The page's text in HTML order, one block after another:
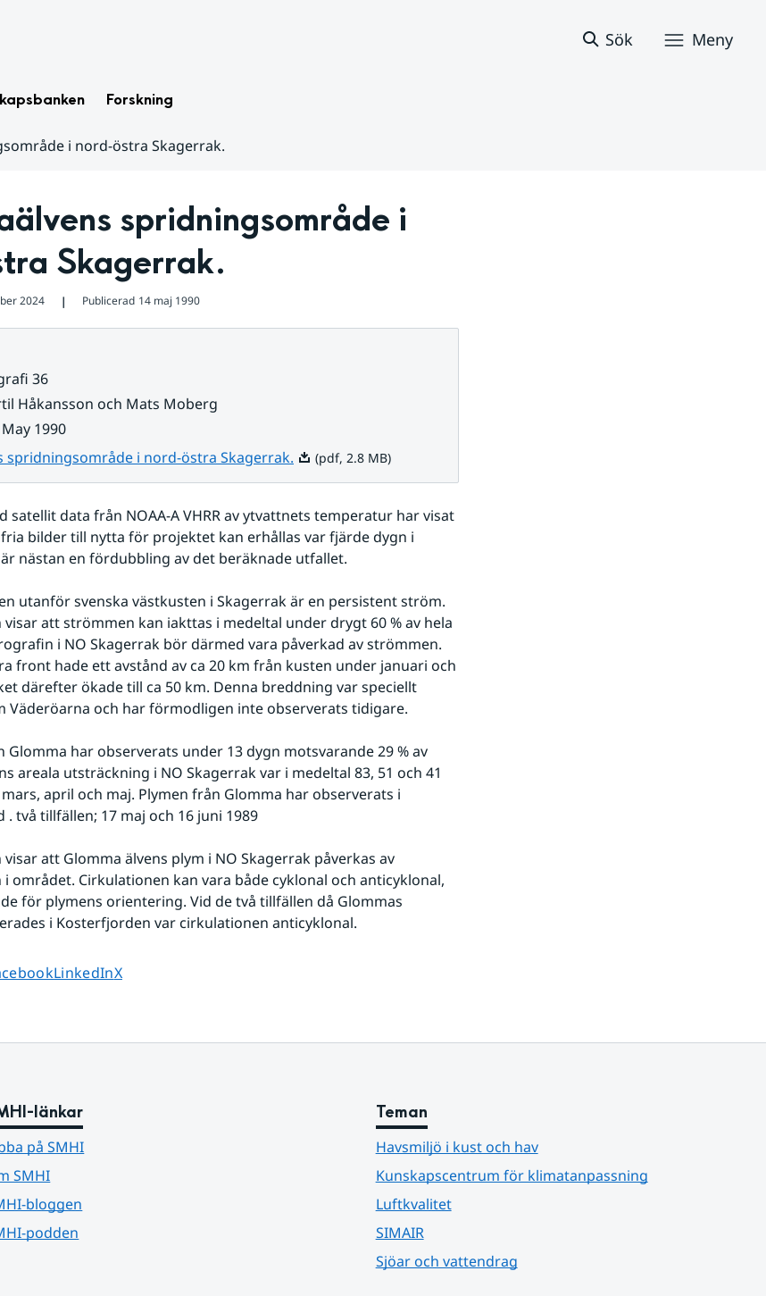
Sök Meny
Forskning
i nord-östra Skagerrak.
spridningsområde i
Skagerrak.
2024 ❘ Publicerad 14 maj 1990
36
Håkansson och Mats Moberg
1990
spridningsområde i nord-östra Skagerrak.Pdf, 2.8 MB.
(pdf, 2.8 MB)
satellit data från NOAA-A VHRR av ytvattnets temperatur har visat
bilder till nytta för projektet kan erhållas var fjärde dygn i
nästan en fördubbling av det beräknade utfallet.
utanför svenska västkusten i Skagerrak är en persistent ström.
att strömmen kan iakttas i medeltal under drygt 60 % av hela
i NO Skagerrak bör därmed vara påverkad av strömmen.
front hade ett avstånd av ca 20 km från kusten under januari och
därefter ökade till ca 50 km. Denna breddning var speciellt
Väderöarna och har förmodligen inte observerats tidigare.
Glomma har observerats under 13 dygn motsvarande 29 % av
areala utsträckning i NO Skagerrak var i medeltal 83, 51 och 41
april och maj. Plymen från Glomma har observerats i
. två tillfällen; 17 maj och 16 juni 1989
att Glomma älvens plym i NO Skagerrak påverkas av
området. Cirkulationen kan vara både cyklonal och anticyklonal,
för plymens orientering. Vid de två tillfällen då Glommas
i Kosterfjorden var cirkulationen anticyklonal.
sidan påDela sidan på
LinkedInDela sidan på
X
länkar
på SMHI
SMHI
bloggen
podden
Teman
Havsmiljö i kust och hav
Kunskapscentrum för klimatanpassning
Luftkvalitet
SIMAIR
Sjöar och vattendrag